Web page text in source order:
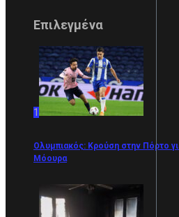
Επιλεγμένα
1
Ολυμπιακός: Κρούση στην Πόρτο
Μόουρα